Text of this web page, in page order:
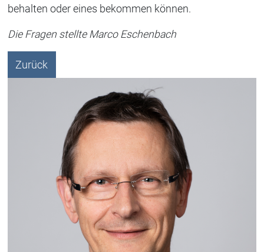
behalten oder eines bekommen können.
Die Fragen stellte Marco Eschenbach
Zurück